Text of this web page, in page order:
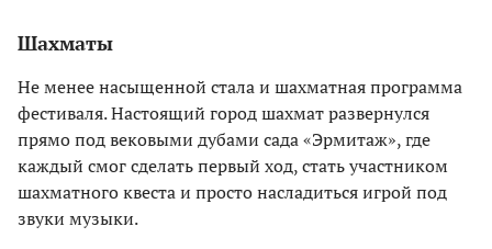
Шахматы
Не менее насыщенной стала и шахматная программа
фестиваля. Настоящий город шахмат развернулся
прямо под вековыми дубами сада «Эрмитаж», где
каждый смог сделать первый ход, стать участником
шахматного квеста и просто насладиться игрой под
звуки музыки.